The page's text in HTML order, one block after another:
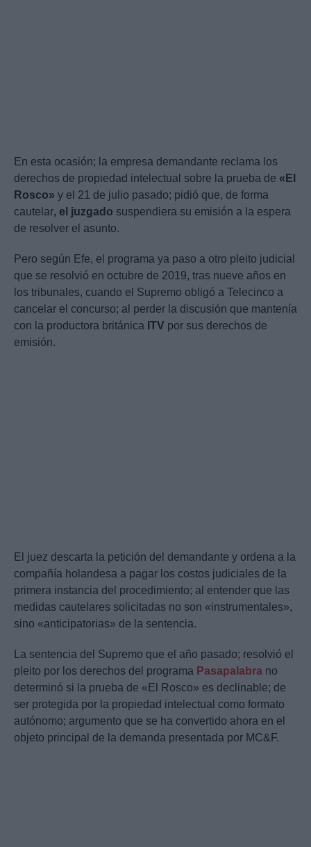
En esta ocasión; la empresa demandante reclama los
derechos de propiedad intelectual sobre la prueba de «El
Rosco» y el 21 de julio pasado; pidió que, de forma
cautelar, el juzgado suspendiera su emisión a la espera
de resolver el asunto.
Pero según Efe, el programa ya paso a otro pleito judicial
que se resolvió en octubre de 2019, tras nueve años en
los tribunales, cuando el Supremo obligó a Telecinco a
cancelar el concurso; al perder la discusión que mantenía
con la productora británica ITV por sus derechos de
emisión.
El juez descarta la petición del demandante y ordena a la
compañía holandesa a pagar los costos judiciales de la
primera instancia del procedimiento; al entender que las
medidas cautelares solicitadas no son «instrumentales»,
sino «anticipatorias» de la sentencia.
La sentencia del Supremo que el año pasado; resolvió el
pleito por los derechos del programa Pasapalabra no
determinó si la prueba de «El Rosco» es declinable; de
ser protegida por la propiedad intelectual como formato
autónomo; argumento que se ha convertido ahora en el
objeto principal de la demanda presentada por MC&F.